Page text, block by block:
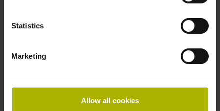
Statistics
Marketing
Allow all cookies
小型顯示器